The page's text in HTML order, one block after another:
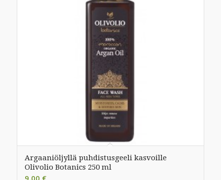
Argaaniöljyllä puhdistusgeeli kasvoille
Olivolio Botanics 250 ml
9,00 €